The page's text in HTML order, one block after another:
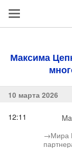
Максима
10 марта 2026
→‎Мира
12:11